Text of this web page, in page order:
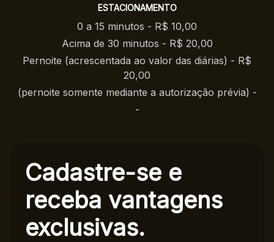
ESTACIONAMENTO
0 a 15 minutos - R$ 10,00
Acima de 30 minutos - R$ 20,00
Pernoite (acrescentada ao valor das diárias) - R$
20,00
(pernoite somente mediante a autorização prévia) -
-
Cadastre-se e
receba vantagens
exclusivas.